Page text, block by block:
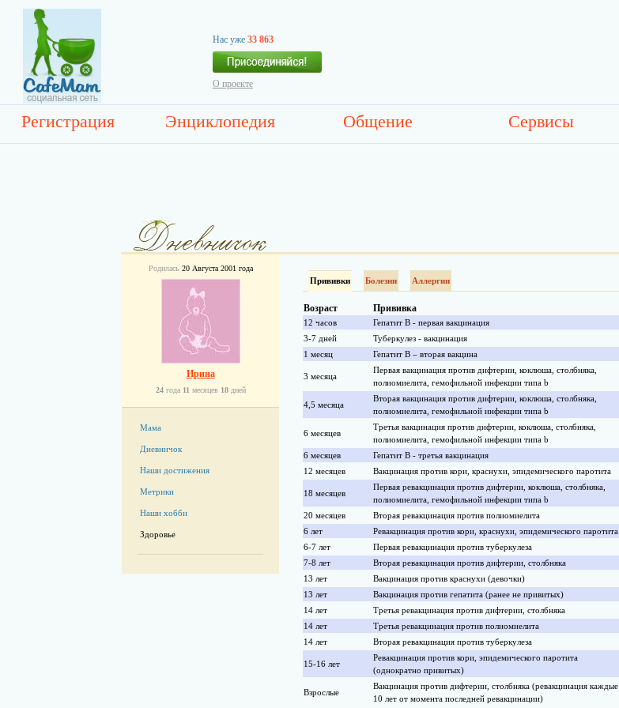
Нас уже 33 863
О проекте
Регистрация Энциклопедия Общение Сервисы
Родилась 20 Августа 2001 года
Ирина
24года 11 месяцев 18дней
Мама
Дневничок
Наши достижения
Метрики
Наши хобби
Здоровье
Прививки Болезни Аллергии
Возраст Прививка
12 часов Гепатит В - первая вакцинация
3-7 дней
Туберкулез - вакцинация
1 месяц
Гепатит В – вторая вакцина
3 месяца
Первая вакцинация против дифтерии, коклюша, столбняка,
полиомиелита, гемофильной инфекции типа b
4,5 месяца
Вторая вакцинация против дифтерии, коклюша, столбняка,
полиомиелита, гемофильной инфекции типа b
6 месяцев
Третья вакцинация против дифтерии, коклюша, столбняка,
полиомиелита, гемофильной инфекции типа b
6 месяцев Гепатит В - третья вакцинация
12 месяцев
Вакцинация против кори, краснухи, эпидемического паротита
18 месяцев
Первая ревакцинация против дифтерии, коклюша, столбняка,
полиомиелита, гемофильной инфекции типа b
20 месяцев Вторая ревакцинация против полиомиелита
6 лет
Ревакцинация против кори, краснухи, эпидемического паротита
6-7 лет
Первая ревакцинация против туберкулеза
7-8 лет
Вторая ревакцинация против дифтерии, столбняка
13 лет
Вакцинация против краснухи (девочки)
13 лет
Вакцинация против гепатита (ранее не привитых)
14 лет
Третья ревакцинация против дифтерии, столбняка
14 лет
Третья ревакцинация против полиомиелита
14 лет
Вторая ревакцинация против туберкулеза
15-16 лет
Ревакцинация против кори, эпидемического паротита
(однократно привитых)
Взрослые
Вакцинация против дифтерии, столбняка (ревакцинация каждые
10 лет от момента последней ревакцинации)